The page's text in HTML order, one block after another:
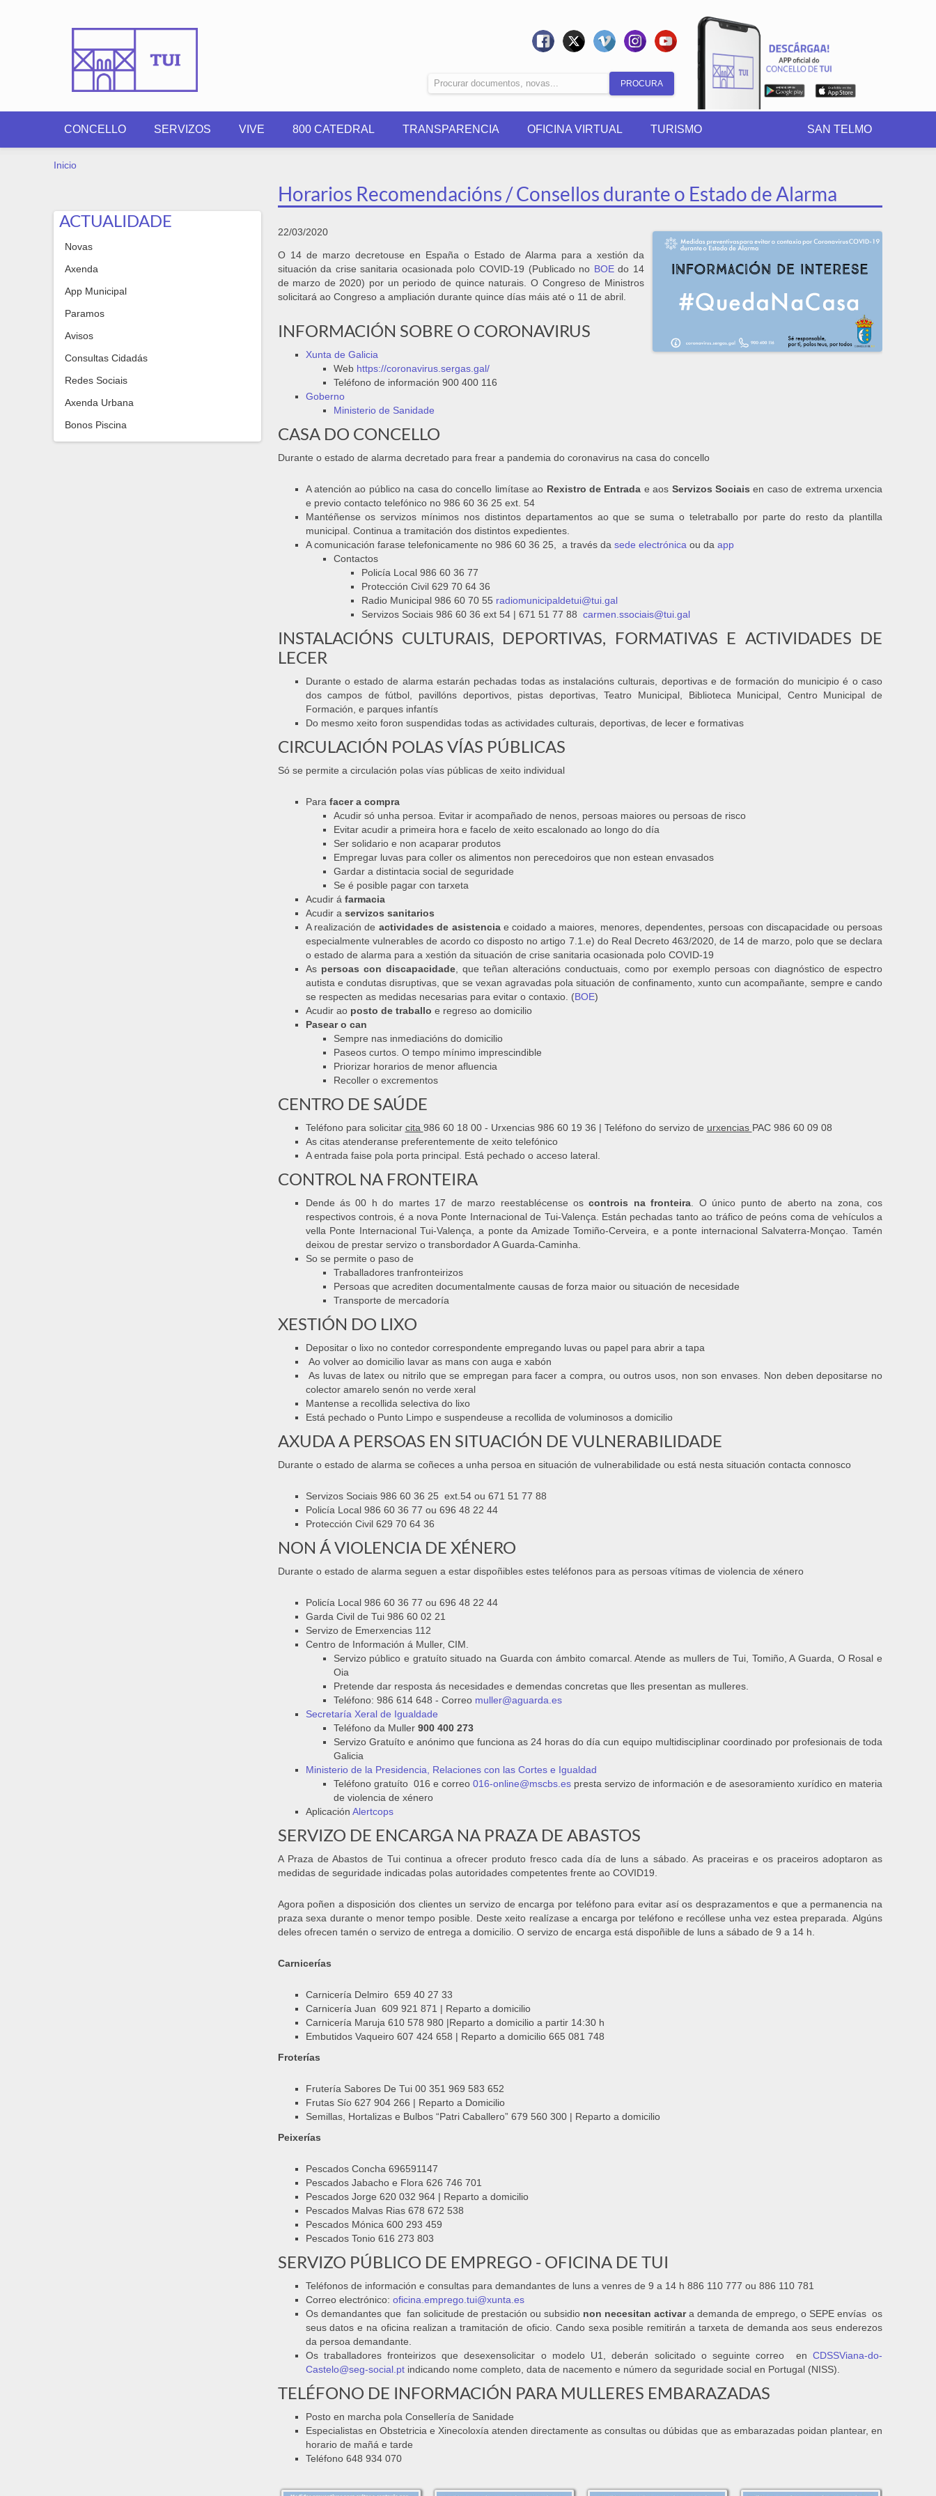
Formulario
de
busca
CONCELLO SERVIZOS VIVE 800 CATEDRAL TRANSPARENCIA OFICINA VIRTUAL TURISMO SAN TELMO
VOSTEDE ESTÁ AQUÍ
Inicio
ACTUALIDADE
Novas
Axenda
App Municipal
Paramos
Avisos
Consultas Cidadás
Redes Sociais
Axenda Urbana
Bonos Piscina
Horarios Recomendacións / Consellos durante o Estado de Alarma
22/03/2020
O 14 de marzo decretouse en España o Estado de Alarma para a xestión da
situación da crise sanitaria ocasionada polo COVID-19 (Publicado no BOEdo 14
de marzo de 2020) por un periodo de quince naturais. O Congreso de Ministros
solicitará ao Congreso a ampliación durante quince días máis até o 11 de abril.
INFORMACIÓN SOBRE O CORONAVIRUS
Xunta de Galicia
Web https://coronavirus.sergas.gal/
Teléfono de información 900 400 116
Goberno
Ministerio de Sanidade
CASA DO CONCELLO
Durante o estado de alarma decretado para frear a pandemia do coronavirus na casa do concello
A atención ao público na casa do concello limítase ao Rexistro de Entrada e aos Servizos Sociais en caso de extrema urxencia
e previo contacto telefónico no 986 60 36 25 ext. 54
Mantéñense os servizos mínimos nos distintos departamentos ao que se suma o teletraballo por parte do resto da plantilla
municipal. Continua a tramitación dos distintos expedientes.
A comunicación farase telefonicamente no 986 60 36 25, a través da sede electrónica ou da app
Contactos
Policía Local 986 60 36 77
Protección Civil 629 70 64 36
Radio Municipal 986 60 70 55 radiomunicipaldetui@tui.gal
Servizos Sociais 986 60 36 ext 54 | 671 51 77 88 carmen.ssociais@tui.gal
INSTALACIÓNS CULTURAIS, DEPORTIVAS, FORMATIVAS E ACTIVIDADES DE
LECER
Durante o estado de alarma estarán pechadas todas as instalacións culturais, deportivas e de formación do municipio é o caso
dos campos de fútbol, pavillóns deportivos, pistas deportivas, Teatro Municipal, Biblioteca Municipal, Centro Municipal de
Formación, e parques infantís
Do mesmo xeito foron suspendidas todas as actividades culturais, deportivas, de lecer e formativas
CIRCULACIÓN POLAS VÍAS PÚBLICAS
Só se permite a circulación polas vías públicas de xeito individual
Para facer a compra
Acudir só unha persoa. Evitar ir acompañado de nenos, persoas maiores ou persoas de risco
Evitar acudir a primeira hora e facelo de xeito escalonado ao longo do día
Ser solidario e non acaparar produtos
Empregar luvas para coller os alimentos non perecedoiros que non estean envasados
Gardar a distintacia social de seguridade
Se é posible pagar con tarxeta
Acudir á farmacia
Acudir a servizos sanitarios
A realización de actividades de asistenciae coidado a maiores, menores, dependentes, persoas con discapacidade ou persoas
especialmente vulnerables de acordo co disposto no artigo 7.1.e) do Real Decreto 463/2020, de 14 de marzo, polo que se declara
o estado de alarma para a xestión da situación de crise sanitaria ocasionada polo COVID-19
As persoas con discapacidade, que teñan alteracións conductuais, como por exemplo persoas con diagnóstico de espectro
autista e condutas disruptivas, que se vexan agravadas pola situación de confinamento, xunto cun acompañante, sempre e cando
se respecten as medidas necesarias para evitar o contaxio. (BOE)
Acudir ao posto de traballo e regreso ao domicilio
Pasear o can
Sempre nas inmediacións do domicilio
Paseos curtos. O tempo mínimo imprescindible
Priorizar horarios de menor afluencia
Recoller o excrementos
CENTRO DE SAÚDE
Teléfono para solicitar cita 986 60 18 00 - Urxencias 986 60 19 36 | Teléfono do servizo de urxencias PAC 986 60 09 08
As citas atenderanse preferentemente de xeito telefónico
A entrada faise pola porta principal. Está pechado o acceso lateral.
CONTROL NA FRONTEIRA
Dende ás 00 h do martes 17 de marzo reestablécense oscontrois na fronteira . O único punto de aberto na zona, cos
respectivos controis, é a nova Ponte Internacional de Tui-Valença. Están pechadas tanto ao tráfico de peóns coma de vehículos a
vella Ponte Internacional Tui-Valença, a ponte da Amizade Tomiño-Cerveira, e a ponte internacional Salvaterra-Monçao. Tamén
deixou de prestar servizo o transbordador A Guarda-Caminha.
So se permite o paso de
Traballadores tranfronteirizos
Persoas que acrediten documentalmente causas de forza maior ou situación de necesidade
Transporte de mercadoría
XESTIÓN DO LIXO
Depositar o lixo no contedor correspondente empregando luvas ou papel para abrir a tapa
Ao volver ao domicilio lavar as mans con auga e xabón
As luvas de latex ou nitrilo que se empregan para facer a compra, ou outros usos, non son envases. Non deben depositarse no
colector amarelo senón no verde xeral
Mantense a recollida selectiva do lixo
Está pechado o Punto Limpo e suspendeuse a recollida de voluminosos a domicilio
AXUDA A PERSOAS EN SITUACIÓN DE VULNERABILIDADE
Durante o estado de alarma se coñeces a unha persoa en situación de vulnerabilidade ou está nesta situación contacta connosco
Servizos Sociais 986 60 36 25 ext.54 ou 671 51 77 88
Policía Local 986 60 36 77 ou 696 48 22 44
Protección Civil 629 70 64 36
NON Á VIOLENCIA DE XÉNERO
Durante o estado de alarma seguen a estar dispoñibles estes teléfonos para as persoas vítimas de violencia de xénero
Policía Local 986 60 36 77 ou 696 48 22 44
Garda Civil de Tui 986 60 02 21
Servizo de Emerxencias 112
Centro de Información á Muller, CIM.
Servizo público e gratuíto situado na Guarda con ámbito comarcal. Atende as mullers de Tui, Tomiño, A Guarda, O Rosal e
Oia
Pretende dar resposta ás necesidades e demendas concretas que lles presentan as mulleres.
Teléfono: 986 614 648 - Correo muller@aguarda.es
Secretaría Xeral de Igualdade
Teléfono da Muller 900 400 273
Servizo Gratuíto e anónimo que funciona as 24 horas do día cun equipo multidisciplinar coordinado por profesionais de toda
Galicia​
Ministerio de la Presidencia, Relaciones con las Cortes e Igualdad
Teléfono gratuíto 016 e correo 016-online@mscbs.espresta servizo de información e de asesoramiento xurídico en materia
de violencia de xénero
Aplicación Alertcops
SERVIZO DE ENCARGA NA PRAZA DE ABASTOS
A Praza de Abastos de Tui continua a ofrecer produto fresco cada día de luns a sábado. As praceiras e os praceiros adoptaron as
medidas de seguridade indicadas polas autoridades competentes frente ao COVID19.
Agora poñen a disposición dos clientes un servizo de encarga por teléfono para evitar así os desprazamentos e que a permanencia na
praza sexa durante o menor tempo posible. Deste xeito realízase a encarga por teléfono e recóllese unha vez estea preparada. Algúns
deles ofrecen tamén o servizo de entrega a domicilio. O servizo de encarga está dispoñible de luns a sábado de 9 a 14 h.
Carnicerías
Carnicería Delmiro 659 40 27 33
Carnicería Juan 609 921 871 | Reparto a domicilio
Carnicería Maruja 610 578 980 |Reparto a domicilio a partir 14:30 h
Embutidos Vaqueiro 607 424 658 | Reparto a domicilio 665 081 748
Froterías
Frutería Sabores De Tui 00 351 969 583 652
Frutas Sío 627 904 266 | Reparto a Domicilio
Semillas, Hortalizas e Bulbos “Patri Caballero” 679 560 300 | Reparto a domicilio
Peixerías
Pescados Concha 696591147
Pescados Jabacho e Flora 626 746 701
Pescados Jorge 620 032 964 | Reparto a domicilio
Pescados Malvas Rias 678 672 538
Pescados Mónica 600 293 459
Pescados Tonio 616 273 803
SERVIZO PÚBLICO DE EMPREGO - OFICINA DE TUI
Teléfonos de información e consultas para demandantes de luns a venres de 9 a 14 h 886 110 777 ou 886 110 781
Correo electrónico: oficina.emprego.tui@xunta.es
Os demandantes que fan solicitude de prestación ou subsidio non necesitan activara demanda de emprego, o SEPE envías os
seus datos e na oficina realizan a tramitación de oficio. Cando sexa posible remitirán a tarxeta de demanda aos seus enderezos
da persoa demandante.
Os traballadores fronteirizos que desexensolicitar o modelo U1, deberán solicitado o seguinte correo en CDSSViana-do-
Castelo@seg-social.pt indicando nome completo, data de nacemento e número da seguridade social en Portugal (NISS).
TELÉFONO DE INFORMACIÓN PARA MULLERES EMBARAZADAS
Posto en marcha pola Consellería de Sanidade
Especialistas en Obstetricia e Xinecoloxía atenden directamente as consultas ou dúbidas que as embarazadas poidan plantear, en
horario de mañá e tarde
Teléfono 648 934 070